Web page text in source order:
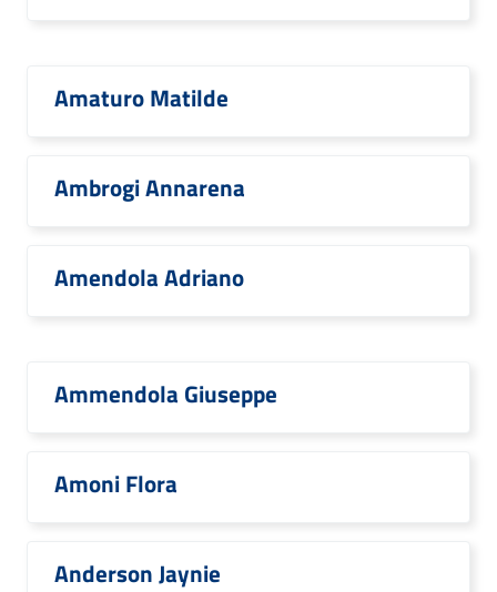
Amaturo Matilde
Ambrogi Annarena
Amendola Adriano
Ammendola Giuseppe
Amoni Flora
Anderson Jaynie